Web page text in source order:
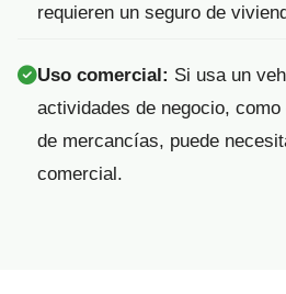
requieren un seguro de
Uso comercial: Si usa un
actividades de negocio,
de mercancías, puede
comercial.